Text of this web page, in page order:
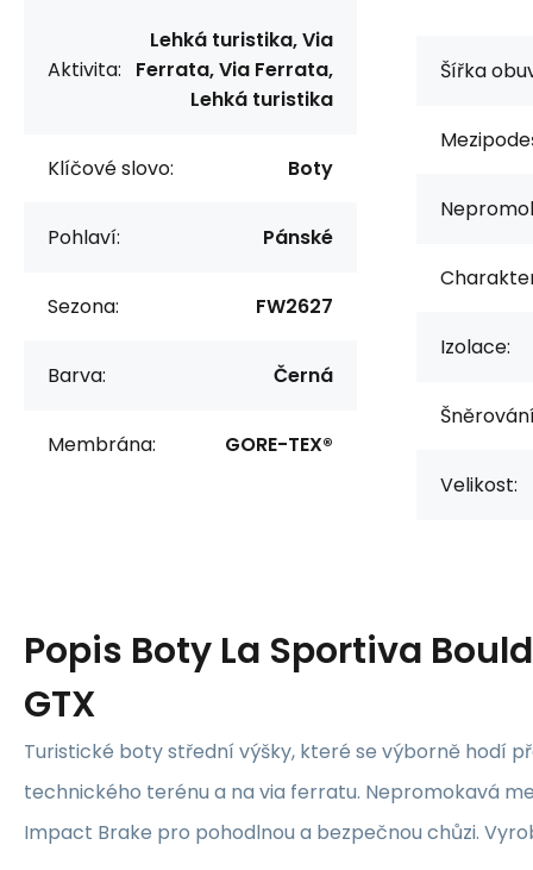
Aktivita:
Lehká turistika, Via
Ferrata, Via Ferrata,
Lehká turistika
Klíčové slovo: Boty
Pohlaví: Pánské
Sezona: FW2627
Barva: Černá
Membrána: GORE-TEX®
Šířka
Izolace:
Velikost:
Popis Boty La Sportiva
GTX
Turistické boty střední výšky, které se výborně hodí
technického terénu a na via ferratu. Nepromokavá
Impact Brake pro pohodlnou a bezpečnou chůzi.